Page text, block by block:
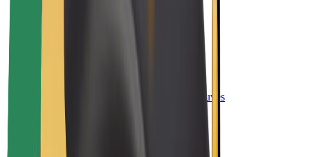
„Bolt Food“ restoranai ir parduotuvės
Automobilių nuomos parkai
Franšizės